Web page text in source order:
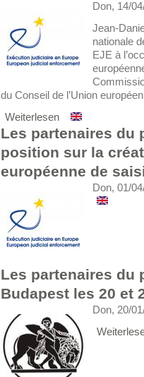
Don, 14/
Jean-
nationale
EJE à
du Conseil de l’Union
Weiterlesen
Les partenaires du
position sur la
européenne de
Don, 01/
Les partenaires du
Budapest les 20 et
Don, 20/